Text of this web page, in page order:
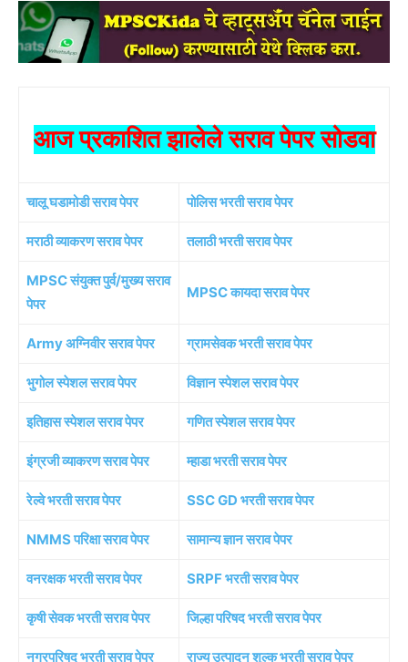
आज प्रकाशित झालेले सराव पेपर सोडवा
चालू घडामोडी सराव पेपर पोलिस भरती सराव पेपर
मराठी व्याकरण सराव पेपर तलाठी भरती सराव पेपर
MPSC संयुक्त पुर्व/मुख्य सराव
पेपर
MPSC कायदा सराव पेपर
Army अग्निवीर सराव पेपर ग्रामसेवक भरती सराव पेपर
भुगोल स्पेशल सराव पेपर विज्ञान स्पेशल सराव पेपर
इतिहास स्पेशल सराव पेपर गणित स्पेशल सराव पेपर
इंग्रजी व्याकरण सराव पेपर म्हाडा भरती सराव पेपर
रेल्वे भरती सराव पेपर SSC GD भरती सराव पेपर
NMMS परिक्षा सराव पेपर सामान्य ज्ञान सराव पेपर
वनरक्षक भरती सराव पेपर SRPF भरती सराव पेपर
कृषी सेवक भरती सराव पेपर जिल्हा परिषद भरती सराव पेपर
नगरपरिषद भरती सराव पेपर राज्य उत्पादन शुल्क भरती सराव पेपर